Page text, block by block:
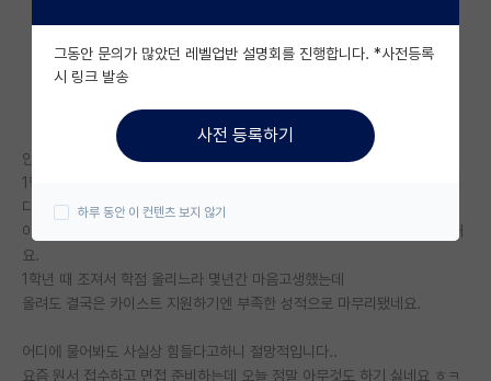
자유 게시판(아무개랩)
미국 유학 게시판
미국 대학원 합격 후기 게시판
대학원생 모집 게시판
연구실(PI) 홍보 게시판
석박사 채용 정보 게시판
학부 인턴 게시판
안녕하세요. 부산/경북 재학중이고 spk 대학원을 희망하고 있습니다.
1학년 때 3점대 받다가 카이스트 가고 싶어서 꾸준히 4.3~4.4 받아왔습니
다.
이번이 지원 전 마지막 학기였는데 한 과목 미끄러져서 총평점이 4.15 됐어
요.
1학년 때 조져서 학점 올리느라 몇년간 마음고생했는데
올려도 결국은 카이스트 지원하기엔 부족한 성적으로 마무리됐네요.
어디에 물어봐도 사실상 힘들다고하니 절망적입니다..
요즘 원서 접수하고 면접 준비하는데 오늘 정말 아무것도 하기 싫네요 ㅎㅋ
그동안 문의가 많았던 레벨업반 설명회를 진행합니다. *사전등록
시 링크 발송
사전 등록하기
하루 동안 이 컨텐츠 보지 않기